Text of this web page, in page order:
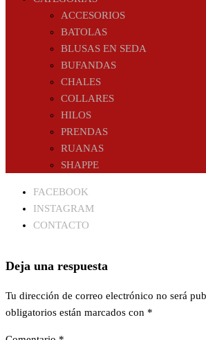
ACCESORIOS
BATOLAS
BLUSAS EN SEDA
BUFANDAS
CHALES
COLLARES
HILOS
PRENDAS
RUANAS
SHAPPE
FACEBOOK
INSTAGRAM
CONTACTO
Deja una respuesta
Tu dirección de correo electrónico no será
obligatorios están marcados con *